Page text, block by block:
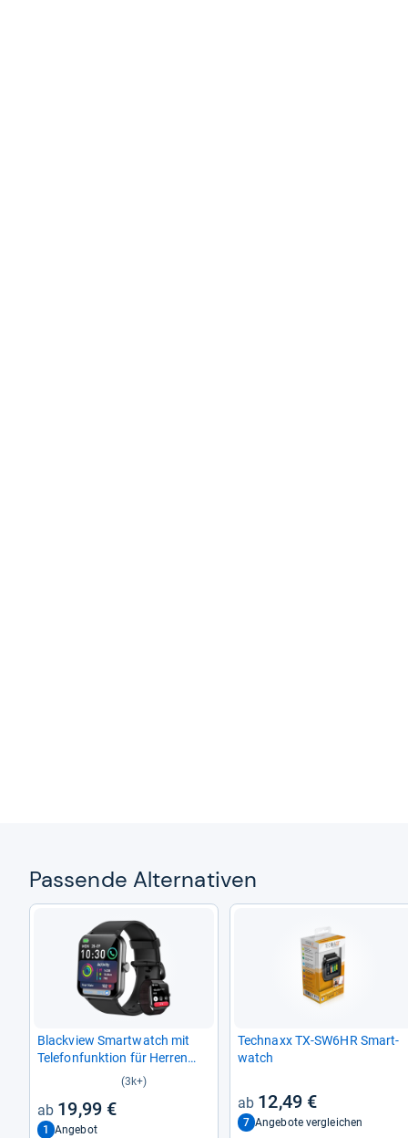
Pas­sende Alter­na­ti­ven
Black­view Smart­watch mit
Tele­fon­funk­tion für Her­ren
(3k+)
19,99 €
1 Angebot
Tech­naxx TX-​SW6HR Smart­
watch
12,49 €
7 Angebote vergleichen